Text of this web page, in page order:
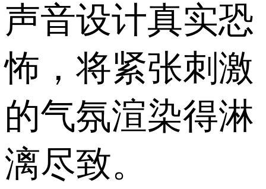
声音设计真实恐
怖，将紧张刺激
的气氛渲染得淋
漓尽致。